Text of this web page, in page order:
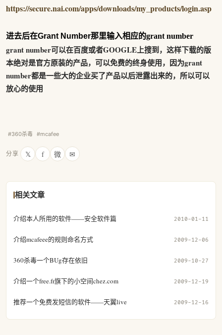
https://secure.nai.com/apps/downloads/my_products/login.asp
进去后在Grant Number那里输入相应的grant number
grant number可以在百度或者GOOGLE上搜到，这样下载的版
本绝对是官方原装的产品，可以免费的终身使用，因为grant
number都是一些大的企业买了产品以后泄露出来的，所以可以
放心的使用
#360杀毒 #mcafee
分享 𝕏 f 微 ✉
相关文章
介绍本人所用的软件——安全软件篇 2010-01-11
介绍mcafeee的规则命名方式 2009-12-06
360杀毒一个BUg存在依旧 2009-10-27
介绍一个free.fr旗下的小空间chez.com 2009-12-19
推荐一个免费发短信的软件——天翼live 2009-12-16